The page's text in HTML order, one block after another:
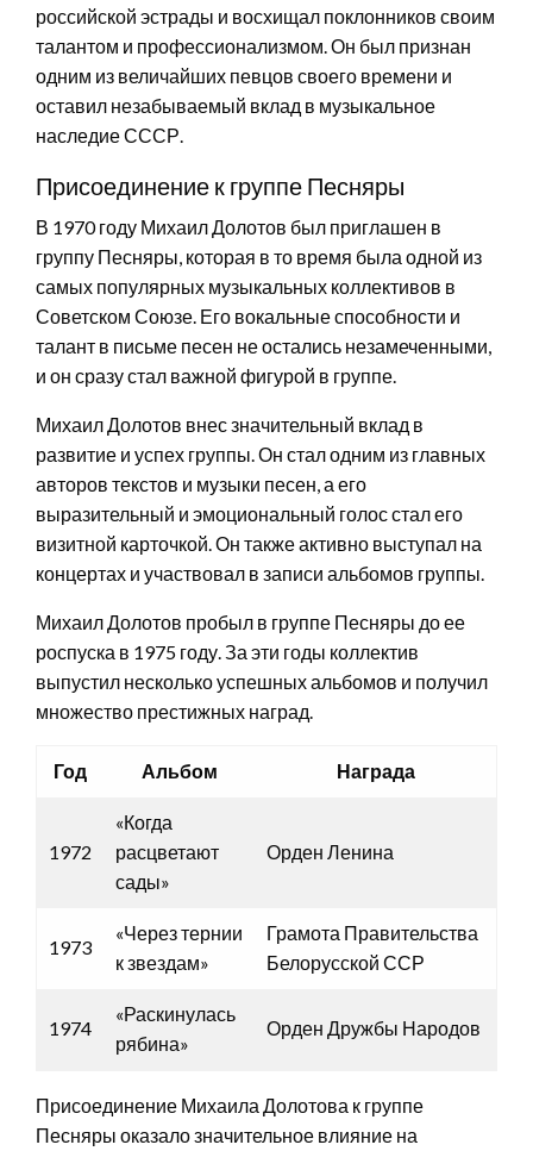
российской эстрады и восхищал поклонников своим
талантом и профессионализмом. Он был признан
одним из величайших певцов своего времени и
оставил незабываемый вклад в музыкальное
наследие СССР.
Присоединение к группе Песняры
В 1970 году Михаил Долотов был приглашен в
группу Песняры, которая в то время была одной из
самых популярных музыкальных коллективов в
Советском Союзе. Его вокальные способности и
талант в письме песен не остались незамеченными,
и он сразу стал важной фигурой в группе.
Михаил Долотов внес значительный вклад в
развитие и успех группы. Он стал одним из главных
авторов текстов и музыки песен, а его
выразительный и эмоциональный голос стал его
визитной карточкой. Он также активно выступал на
концертах и участвовал в записи альбомов группы.
Михаил Долотов пробыл в группе Песняры до ее
роспуска в 1975 году. За эти годы коллектив
выпустил несколько успешных альбомов и получил
множество престижных наград.
Год Альбом Награда
1972
«Когда
расцветают
сады»
Орден Ленина
1973
«Через тернии
к звездам»
Грамота Правительства
Белорусской ССР
1974
«Раскинулась
рябина»
Орден Дружбы Народов
Присоединение Михаила Долотова к группе
Песняры оказало значительное влияние на